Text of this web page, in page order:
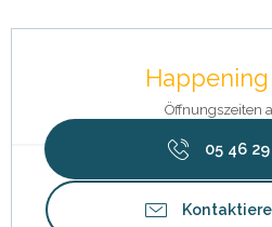
Öffnungszeiten
05 46 29